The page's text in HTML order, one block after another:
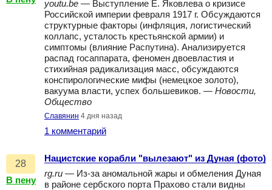
youtu.be — Выступление Е. Яковлева о кризисе
Российской империи февраля 1917 г. Обсуждаются
структурные факторы (инфляция, логистический
коллапс, усталость крестьянской армии) и
симптомы (влияние Распутина). Анализируется
распад госаппарата, феномен двоевластия и
стихийная радикализация масс, обсуждаются
конспирологические мифы (немецкое золото),
вакуума власти, успех большевиков. — Новости,
Общество
Славянин 4 дня назад
1 комментарий
28
В пену
Нацистские корабли "вылезают" из Дуная (фото)
rg.ru — Из-за аномальной жары и обмеления Дуная
в районе сербского порта Прахово стали видны